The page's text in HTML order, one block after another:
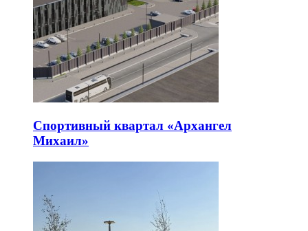
Спортивный квартал «Архангел
Михаил»